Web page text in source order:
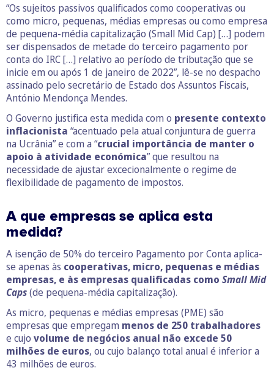
“Os sujeitos passivos qualificados como cooperativas ou
como micro, pequenas, médias empresas ou como empresa
de pequena-média capitalização (Small Mid Cap) […] podem
ser dispensados de metade do terceiro pagamento por
conta do IRC […] relativo ao período de tributação que se
inicie em ou após 1 de janeiro de 2022”, lê-se no despacho
assinado pelo secretário de Estado dos Assuntos Fiscais,
António Mendonça Mendes.
O Governo justifica esta medida com o presente contexto
inflacionista “acentuado pela atual conjuntura de guerra
na Ucrânia” e com a “crucial importância de manter o
apoio à atividade económica” que resultou na
necessidade de ajustar excecionalmente o regime de
flexibilidade de pagamento de impostos.
A que empresas se aplica esta
medida?
A isenção de 50% do terceiro Pagamento por Conta aplica-
se apenas às cooperativas, micro, pequenas e médias
empresas, e às empresas qualificadas como Small Mid
Caps(de pequena-média capitalização).
As micro, pequenas e médias empresas (PME) são
empresas que empregam menos de 250 trabalhadores
e cujo volume de negócios anual não excede 50
milhões de euros, ou cujo balanço total anual é inferior a
43 milhões de euros.